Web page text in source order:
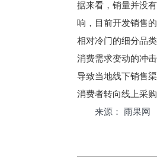
据来看，销量并没
响，目前开发销售
相对冷门的细分品
消费需求变动的冲
导致当地线下销售
消费者转向线上采
来源： 雨果网